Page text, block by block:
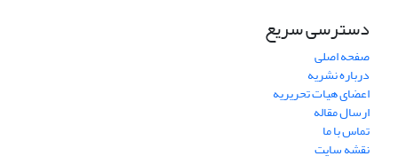
دسترسی سریع
صفحه اصلی
درباره نشریه
اعضای هیات تحریریه
ارسال مقاله
تماس با ما
نقشه سایت